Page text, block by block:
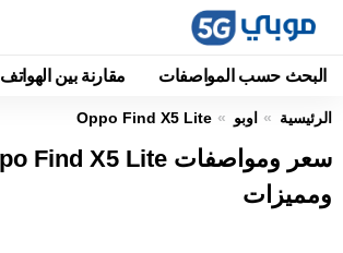
البحث حسب المواصفات مقارنة بين الهواتف
الرئيسية اوبو Oppo Find X5 Lite
ومميزات